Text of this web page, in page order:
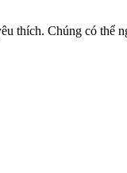
thích. Chúng có